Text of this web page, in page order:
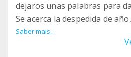
dejaros unas palabras para
Se acerca la despedida de
sido lleno de emociones, y
Gracias por estar ahí cuando
Saber mais…